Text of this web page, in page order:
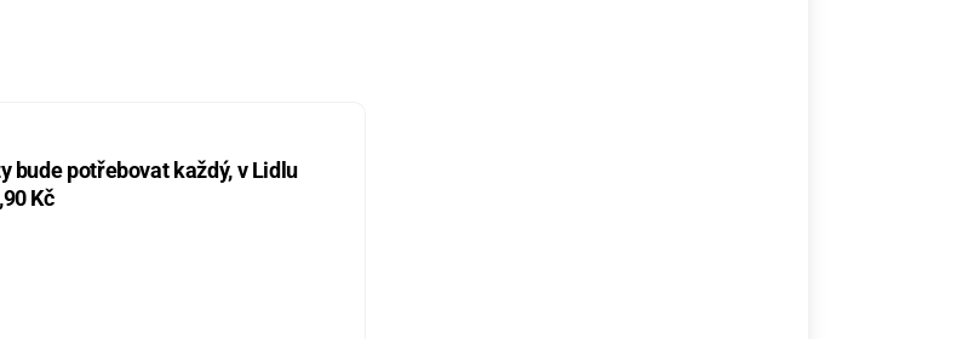
bude potřebovat každý, v Lidlu
Kč